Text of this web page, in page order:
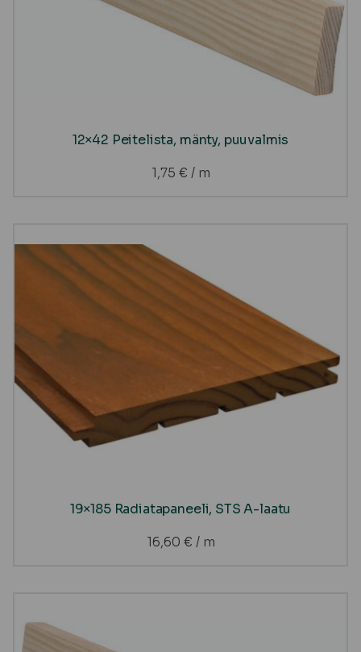
12×42 Peitelista, mänty, puuvalmis
1,75 € / m
19×185 Radiatapaneeli, STS A-laatu
16,60 € / m